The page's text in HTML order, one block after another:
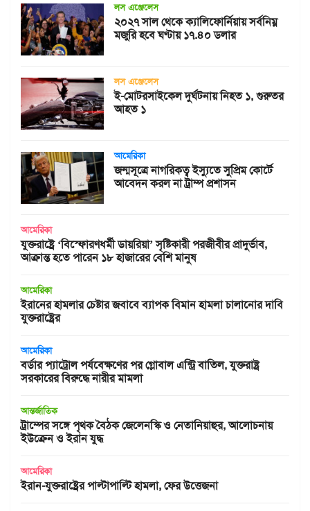
লস এঞ্জেলেস
২০২৭ সাল থেকে ক্যালিফোর্নিয়ায় সর্বনিম্ন
মজুরি হবে ঘণ্টায় ১৭.৪০ ডলার
লস এঞ্জেলেস
ই-মোটরসাইকেল দুর্ঘটনায় নিহত ১, গুরুতর
আহত ১
আমেরিকা
জন্মসূত্রে নাগরিকত্ব ইস্যুতে সুপ্রিম কোর্টে
আবেদন করল না ট্রাম্প প্রশাসন
আমেরিকা
যুক্তরাষ্ট্রে ‘বিস্ফোরণধর্মী ডায়রিয়া’ সৃষ্টিকারী পরজীবীর প্রাদুর্ভাব,
আক্রান্ত হতে পারেন ১৮ হাজারের বেশি মানুষ
আমেরিকা
ইরানের হামলার চেষ্টার জবাবে ব্যাপক বিমান হামলা চালানোর দাবি
যুক্তরাষ্ট্রের
আমেরিকা
বর্ডার প্যাট্রোল পর্যবেক্ষণের পর গ্লোবাল এন্ট্রি বাতিল, যুক্তরাষ্ট্র
সরকারের বিরুদ্ধে নারীর মামলা
আন্তর্জাতিক
ট্রাম্পের সঙ্গে পৃথক বৈঠক জেলেনস্কি ও নেতানিয়াহুর, আলোচনায়
ইউক্রেন ও ইরান যুদ্ধ
আমেরিকা
ইরান-যুক্তরাষ্ট্রের পাল্টাপাল্টি হামলা, ফের উত্তেজনা